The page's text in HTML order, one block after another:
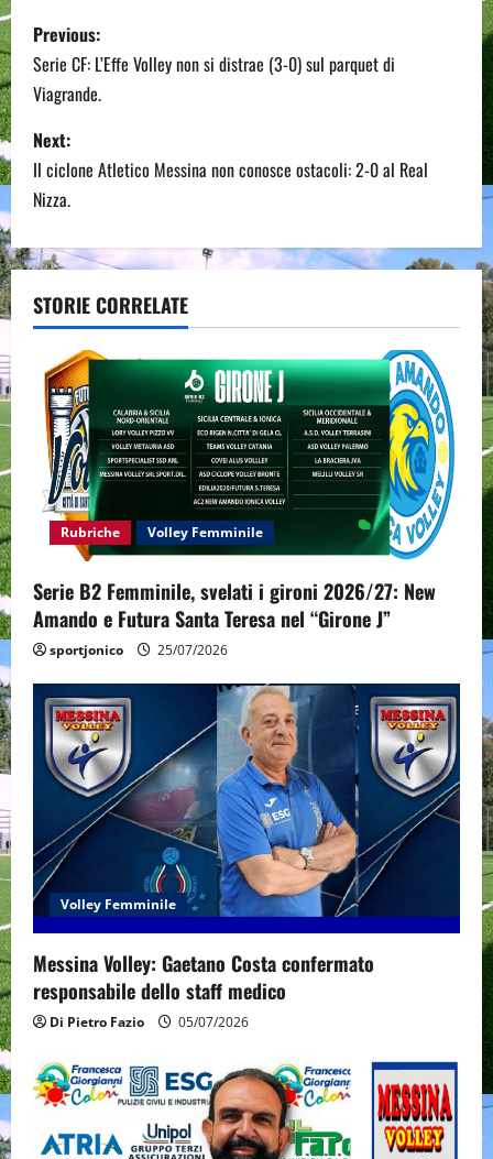
P
o
s
t
n
a
v
g
a
t
o
n
Previous:
Serie CF: L’Effe Volley non si distrae (3-0) sul parquet di
Viagrande.
Next:
Il ciclone Atletico Messina non conosce ostacoli: 2-0 al Real
Nizza.
STORIE CORRELATE
Rubriche Volley Femminile
Serie B2 Femminile, svelati i gironi 2026/27: New
Amando e Futura Santa Teresa nel “Girone J”
sportjonico 25/07/2026
Volley Femminile
Messina Volley: Gaetano Costa confermato
responsabile dello staff medico
Di Pietro Fazio 05/07/2026